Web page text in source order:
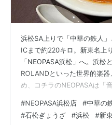
浜松SA上りで「中華の鉄人
ICまで約220キロ。新東名上
「NEOPASA浜松」へ。浜松
ROLANDといった世界的楽
め、コチラのNEOPASAは「
奏の出来る「ミュージックス
また浜松のみならず静岡県内
#NEOPASA浜松店 #中華の
#石松ぎょうざ #浜松 #新